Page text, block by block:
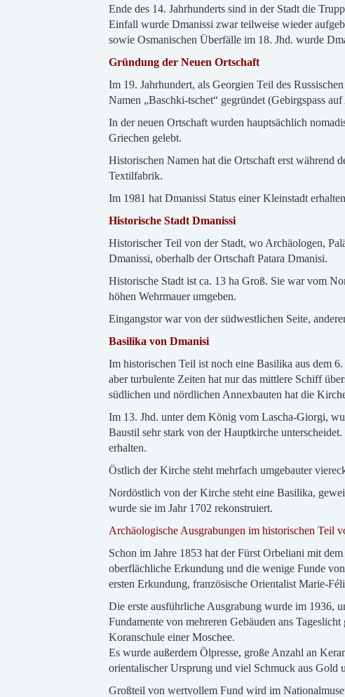
Ende des 14. Jahrhunderts sind in der Stadt die
Einfall wurde Dmanissi zwar teilweise wieder
sowie Osmanischen Überfälle im 18. Jhd. wurde
Gründung der Neuen Ortschaft
Im 19. Jahrhundert, als Georgien Teil des
Namen „Baschki-tschet“ gegründet (Gebirgspass
In der neuen Ortschaft wurden hauptsächlich
Griechen gelebt.
Historischen Namen hat die Ortschaft erst während
Textilfabrik.
Im 1981 hat Dmanissi Status einer Kleinstadt
Historische Stadt Dmanissi
Historischer Teil von der Stadt, wo Archäologen,
Dmanissi, oberhalb der Ortschaft Patara Dmanisi.
Historische Stadt ist ca. 13 ha Groß. Sie war vom
höhen Wehrmauer umgeben.
Eingangstor war von der südwestlichen Seite,
Basilika von Dmanisi
Im historischen Teil ist noch eine Basilika aus dem
aber turbulente Zeiten hat nur das mittlere Schiff
südlichen und nördlichen Annexbauten hat die
Im 13. Jhd. unter dem König vom Lascha-Giorgi,
Baustil sehr stark von der Hauptkirche
erhalten.
Östlich der Kirche steht mehrfach umgebauter
Nordöstlich von der Kirche steht eine Basilika,
wurde sie im Jahr 1702 rekonstruiert.
Archäologische Ausgrabungen im historischen Teil
Schon im Jahre 1853 hat der Fürst Orbeliani mit
oberflächliche Erkundung und die wenige Funde
ersten Erkundung, französische Orientalist Marie-
Die erste ausführliche Ausgrabung wurde im 1936,
Fundamente von mehreren Gebäuden ans
Koranschule einer Moschee.
Es wurde außerdem Ölpresse, große Anzahl an
orientalischer Ursprung und viel Schmuck aus Gold
Großteil von wertvollem Fund wird im